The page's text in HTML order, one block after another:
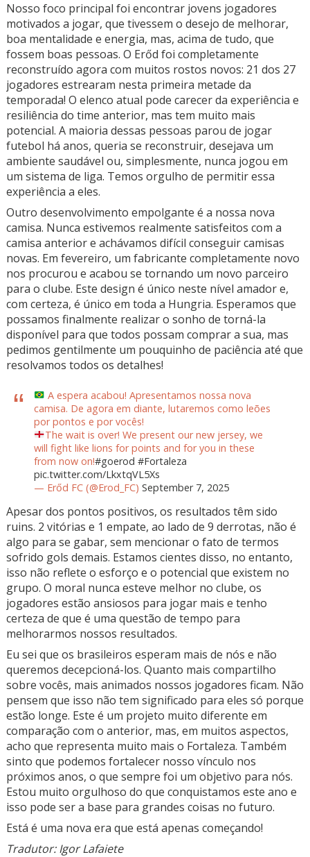
Nosso foco principal foi encontrar jovens jogadores
motivados a jogar, que tivessem o desejo de melhorar,
boa mentalidade e energia, mas, acima de tudo, que
fossem boas pessoas. O Erőd foi completamente
reconstruído agora com muitos rostos novos: 21 dos 27
jogadores estrearam nesta primeira metade da
temporada! O elenco atual pode carecer da experiência e
resiliência do time anterior, mas tem muito mais
potencial. A maioria dessas pessoas parou de jogar
futebol há anos, queria se reconstruir, desejava um
ambiente saudável ou, simplesmente, nunca jogou em
um sistema de liga. Temos orgulho de permitir essa
experiência a eles.
Outro desenvolvimento empolgante é a nossa nova
camisa. Nunca estivemos realmente satisfeitos com a
camisa anterior e achávamos difícil conseguir camisas
novas. Em fevereiro, um fabricante completamente novo
nos procurou e acabou se tornando um novo parceiro
para o clube. Este design é único neste nível amador e,
com certeza, é único em toda a Hungria. Esperamos que
possamos finalmente realizar o sonho de torná-la
disponível para que todos possam comprar a sua, mas
pedimos gentilmente um pouquinho de paciência até que
resolvamos todos os detalhes!
A espera acabou! Apresentamos nossa nova
camisa. De agora em diante, lutaremos como leões
por pontos e por vocês!
The wait is over! We present our new jersey, we
will fight like lions for points and for you in these
from now on!#goerod #Fortaleza
pic.twitter.com/LkxtqVL5Xs
— Erőd FC (@Erod_FC) September 7, 2025
Apesar dos pontos positivos, os resultados têm sido
ruins. 2 vitórias e 1 empate, ao lado de 9 derrotas, não é
algo para se gabar, sem mencionar o fato de termos
sofrido gols demais. Estamos cientes disso, no entanto,
isso não reflete o esforço e o potencial que existem no
grupo. O moral nunca esteve melhor no clube, os
jogadores estão ansiosos para jogar mais e tenho
certeza de que é uma questão de tempo para
melhorarmos nossos resultados.
Eu sei que os brasileiros esperam mais de nós e não
queremos decepcioná-los. Quanto mais compartilho
sobre vocês, mais animados nossos jogadores ficam. Não
pensem que isso não tem significado para eles só porque
estão longe. Este é um projeto muito diferente em
comparação com o anterior, mas, em muitos aspectos,
acho que representa muito mais o Fortaleza. Também
sinto que podemos fortalecer nosso vínculo nos
próximos anos, o que sempre foi um objetivo para nós.
Estou muito orgulhoso do que conquistamos este ano e
isso pode ser a base para grandes coisas no futuro.
Está é uma nova era que está apenas começando!
Tradutor: Igor Lafaiete